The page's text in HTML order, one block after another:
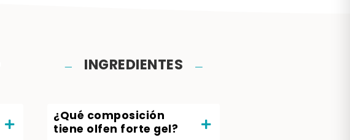
INGREDIENTES
¿Qué composición
tiene olfen forte gel?